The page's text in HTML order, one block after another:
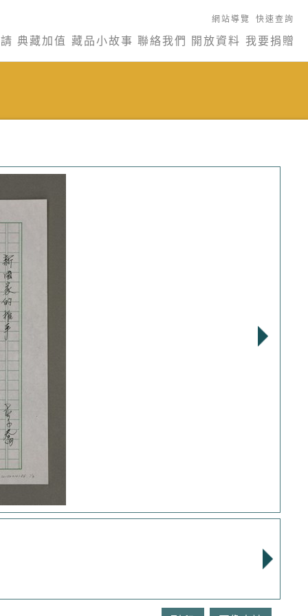
網站導覽 快速查詢
典藏加值 藏品小故事 聯絡我們 開放資料 我要捐贈